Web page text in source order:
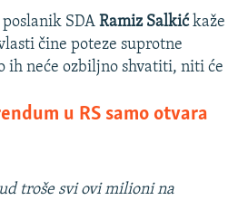
SDA Ramiz Salkićkaže
čine poteze suprotne
ih neće ozbiljno shvatiti, niti će
u RS samo otvara
troše svi ovi milioni na